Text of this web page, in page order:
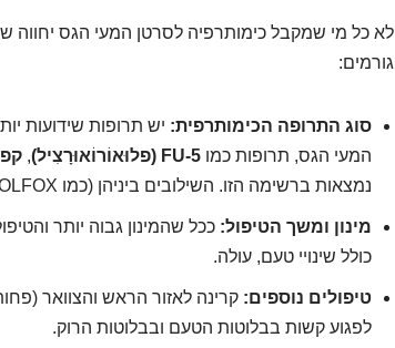
לא כל מי שמקבל כימותרפיה לסרטן המעי הגס יחווה
גורמים:
סוג התרופה הכימותרפית: יש תרופות שידועות
המעי הגס, תרופות כמו5-FU (פלוּאוֹרוֹאוּרָצִיל) ,
נמצאות ברשימה הזו. השילובים ביניהן (כמו FOLFOX או FOLFIRI) בהחלט יכולים לתרום לחגיגה.
מינון ומשך הטיפול: ככל שהמינון גבוה יותר
כולל שינויי טעם, עולה.
טיפולים נוספים: קרינה לאזור הראש והצוואר
לפגוע קשות בבלוטות הטעם ובבלוטות הרוק.